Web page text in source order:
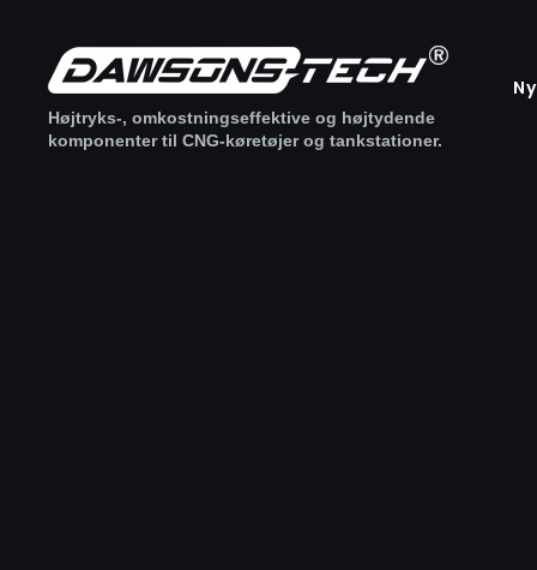
Højtryks-, omkostningseffektive og højtydende
komponenter til CNG-køretøjer og tankstationer.